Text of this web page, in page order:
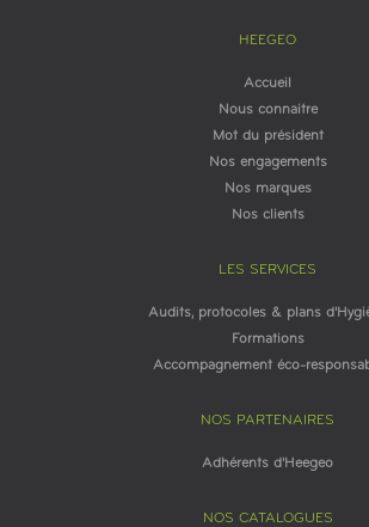
HEEGEO
Accueil
Nous connaitre
Mot du président
Nos engagements
Nos marques
Nos clients
LES SERVICES
Audits, protocoles & plans
Formations
Accompagnement éco-
NOS PARTENAIRES
Adhérents d'Heegeo
NOS CATALOGUES